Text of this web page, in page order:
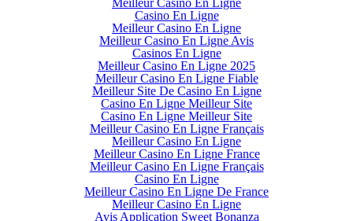
Meilleur Casino En Ligne
Casino En Ligne
Meilleur Casino En Ligne
Meilleur Casino En Ligne Avis
Casinos En Ligne
Meilleur Casino En Ligne 2025
Meilleur Casino En Ligne Fiable
Meilleur Site De Casino En Ligne
Casino En Ligne Meilleur Site
Casino En Ligne Meilleur Site
Meilleur Casino En Ligne Français
Meilleur Casino En Ligne
Meilleur Casino En Ligne France
Meilleur Casino En Ligne Français
Casino En Ligne
Meilleur Casino En Ligne De France
Meilleur Casino En Ligne
Avis Application Sweet Bonanza